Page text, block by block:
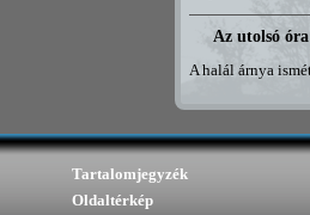
Az utolsó óra
A halál árnya
Tartalomjegyzék
Oldaltérkép